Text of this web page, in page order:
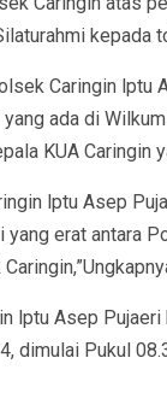
kepada
Caringin lptu
ada di
KUA Caringin
lptu Asep
yang erat antara
lptu Asep
dimulai Pukul